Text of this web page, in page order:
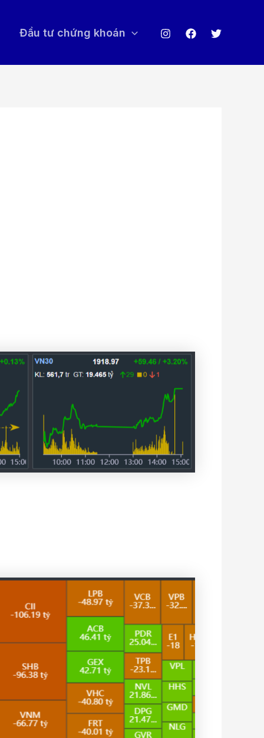
Đầu tư chứng khoán